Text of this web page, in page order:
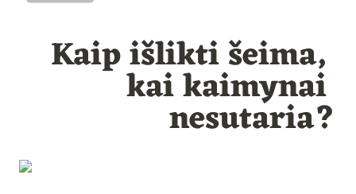
Kaip išlikti šeima,
kai kaimynai
nesutaria?